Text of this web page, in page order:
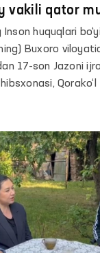
vakili qator
o‘tkazdi
Inson huquqlari
Buxoro
17-son Jazoni
Qorako‘l
hibsxonasi va
ruhiy
psixiatriya
filialiga